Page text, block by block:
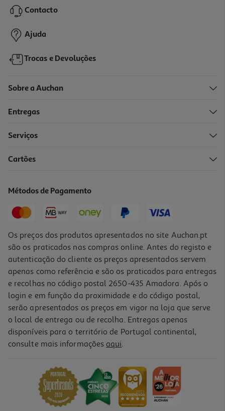
49,99 €
Alisador De Cabelo Qilive Q.7765 Preto Cerâmica 200º
12,99 €
Contacto
Ajuda
Trocas e Devoluções
Sobre a Auchan
Entregas
Serviços
Cartões
Métodos de Pagamento
Os preços dos produtos apresentados no site Auchan.pt
são os praticados nas compras online. Antes do registo e
autenticação do cliente os preços apresentados servem
apenas como referência e são os praticados para entregas
e recolhas no código postal 2650-435 Amadora. Após o
login e em função da proximidade e do código postal,
serão apresentados os preços em vigor na loja que serve
o local de entrega ou de recolha. Entregas apenas
disponíveis para o território de Portugal continental,
consulte mais informações aqui.